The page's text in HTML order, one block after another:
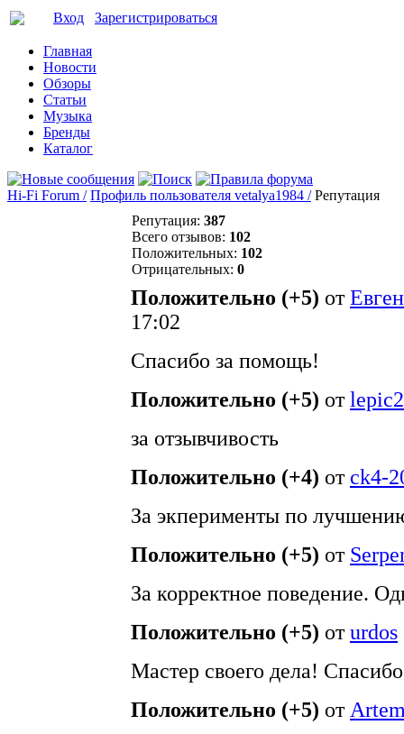
Вход Зарегистрироваться
Главная
Новости
Обзоры
Статьи
Музыка
Бренды
Каталог
Hi-Fi Forum / Профиль пользователя vetalya1984 / Репутация
Репутация: 387
Всего отзывов: 102
Положительных: 102
Отрицательных: 0
Положительно (+5) от
17:02
Спасибо за помощь!
Положительно (+5) от
за отзывчивость
Положительно (+4) от ck4-
За экперименты по
Положительно (+5) от
За корректное поведение.
Положительно (+5) отurdos
Мастер своего дела!
Положительно (+5) от